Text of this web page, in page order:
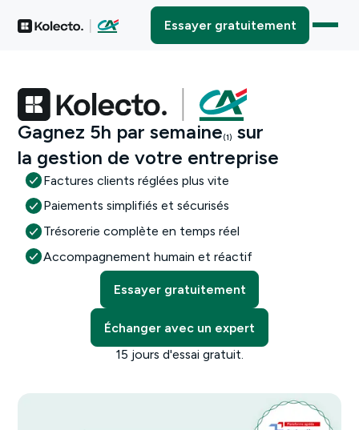
Essayer gratuitement
Gagnez 5h par semaine (1)
sur
la gestion de votre entreprise
Factures clients réglées plus vite
Paiements simplifiés et sécurisés
Trésorerie complète en temps réel
Accompagnement humain et réactif
Essayer gratuitement
Échanger avec un expert
15 jours d'essai gratuit.